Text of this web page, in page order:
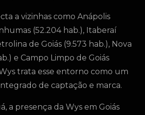
a vizinhas como Anápolis
(52.204 hab.), Itaberaí
de Goiás (9.573 hab.), Nova
e Campo Limpo de Goiás
Wys trata esse entorno como um
de captação e marca.
a presença da Wys em Goiás